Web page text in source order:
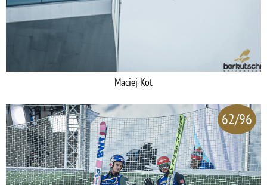
Maciej Kot
62/96